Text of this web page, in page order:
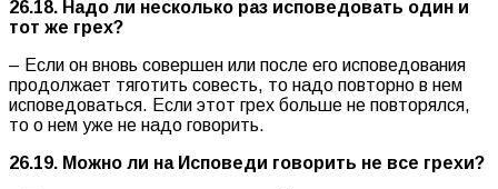
26.18. Надо ли несколько раз исповедовать один и
тот же грех?
– Если он вновь совершен или после его исповедования
продолжает тяготить совесть, то надо повторно в нем
исповедоваться. Если этот грех больше не повторялся,
то о нем уже не надо говорить.
26.19. Можно ли на Исповеди говорить не все грехи?